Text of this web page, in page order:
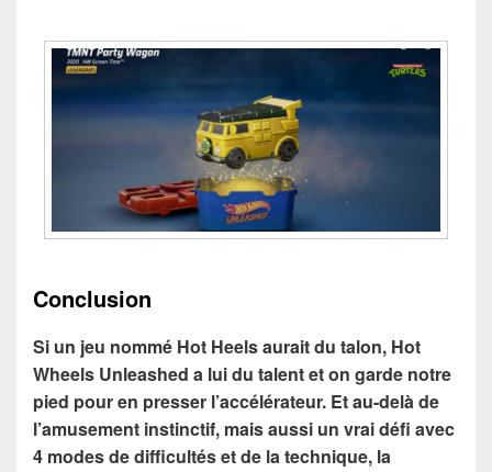
Conclusion
Si un jeu nommé Hot Heels aurait du talon, Hot
Wheels Unleashed a lui du talent et on garde notre
pied pour en presser l’accélérateur. Et au-delà de
l’amusement instinctif, mais aussi un vrai défi avec
4 modes de difficultés et de la technique, la